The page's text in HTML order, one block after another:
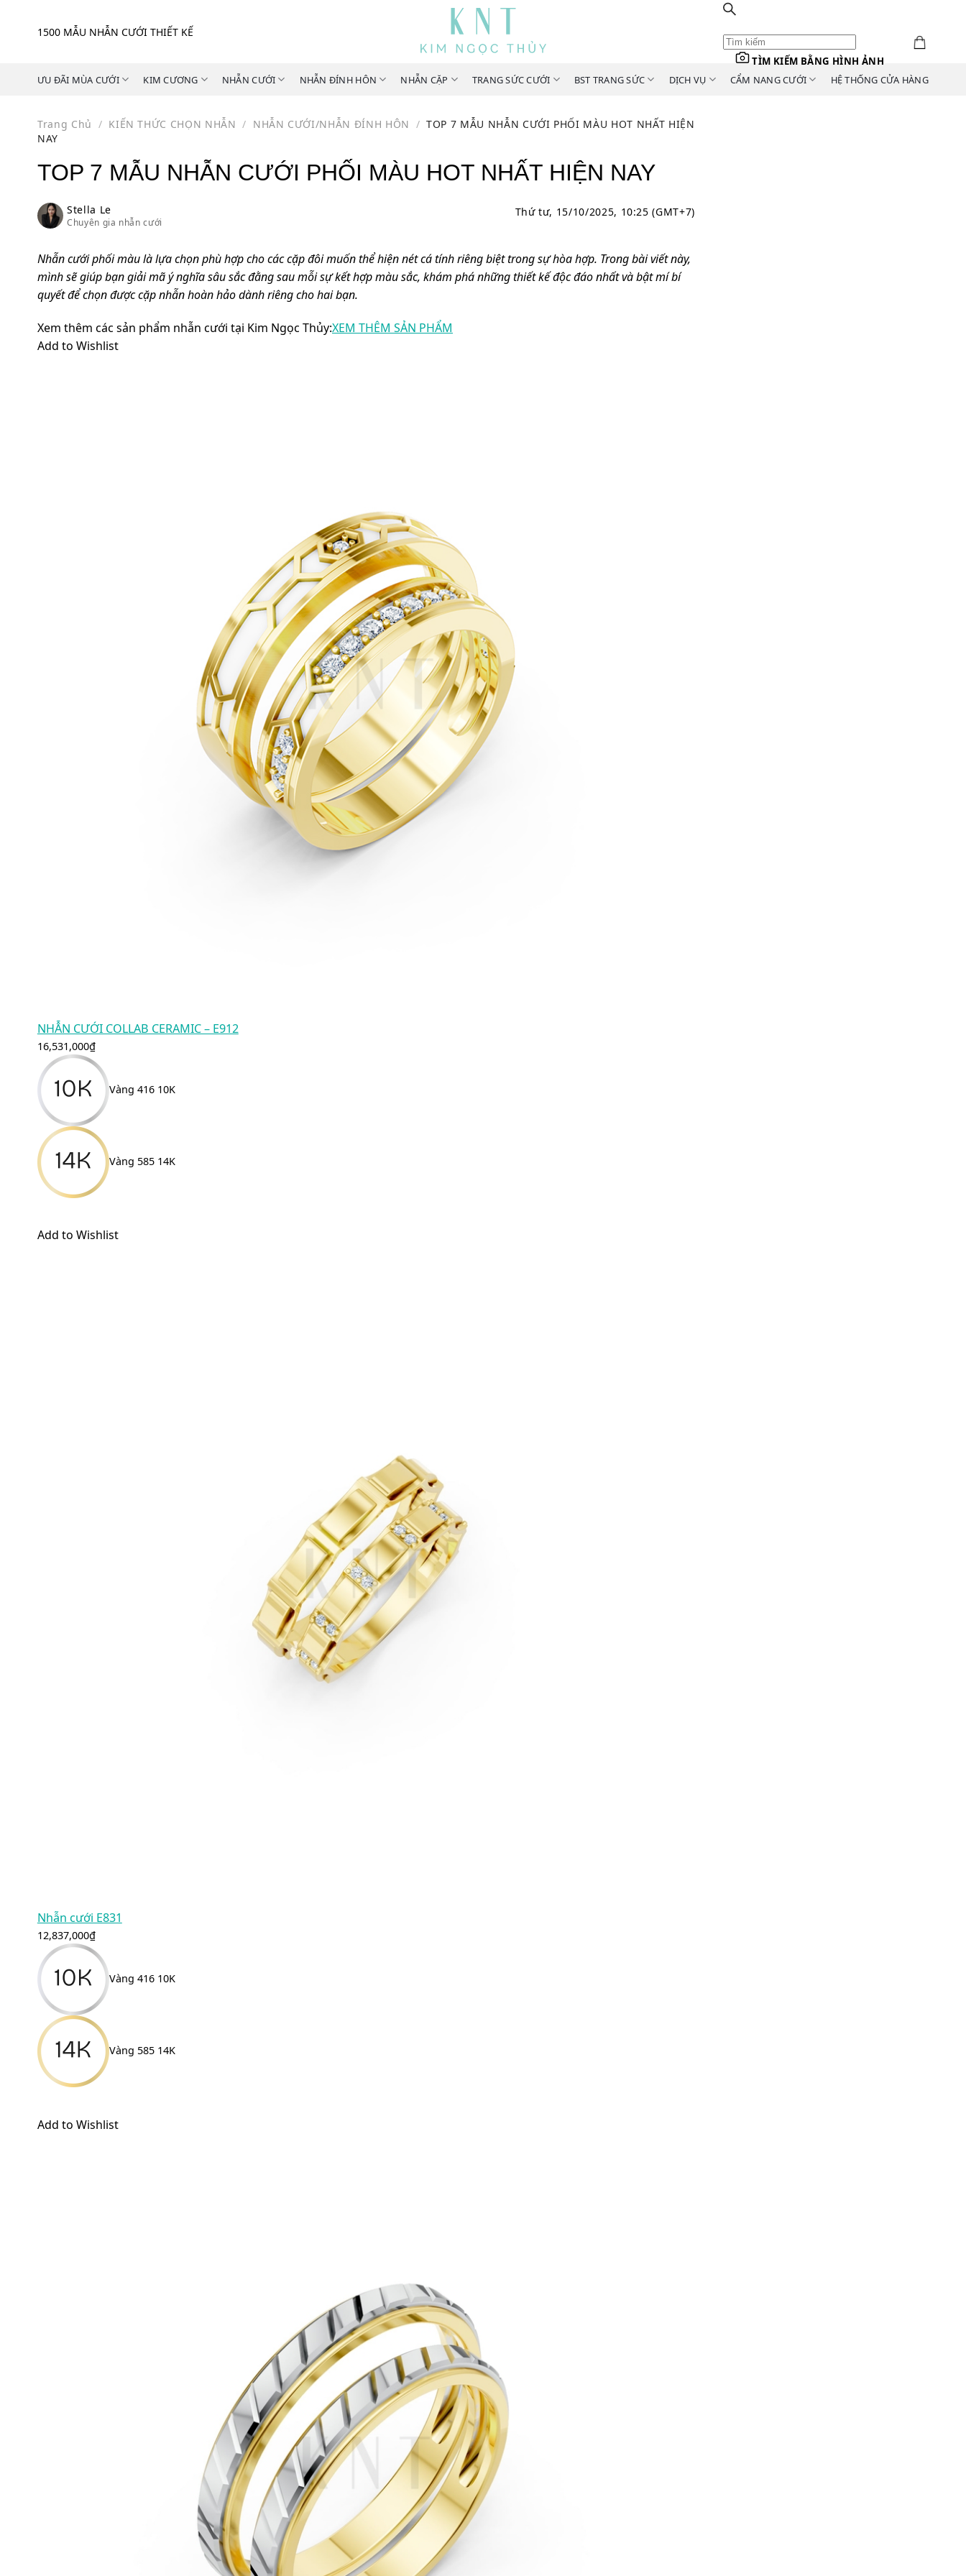
1500 MẪU NHẪN CƯỚI THIẾT KẾ
TÌM KIẾM BẰNG HÌNH ẢNH
ƯU ĐÃI MÙA CƯỚI
KIM CƯƠNG NHẪN CƯỚI NHẪN ĐÍNH HÔN NHẪN CẶP TRANG SỨC CƯỚI BST TRANG SỨC DỊCH VỤ CẨM NANG CƯỚI HỆ THỐNG CỬA HÀNG
Trang Chủ / KIẾN THỨC CHỌN NHẪN / NHẪN CƯỚI/NHẪN ĐÍNH HÔN / TOP 7 MẪU NHẪN CƯỚI PHỐI MÀU HOT NHẤT HIỆN
NAY
TOP 7 MẪU NHẪN CƯỚI PHỐI MÀU HOT NHẤT HIỆN NAY
Stella Le
Chuyên gia nhẫn cưới
Thứ tư, 15/10/2025, 10:25 (GMT+7)
Nhẫn cưới phối màu là lựa chọn phù hợp cho các cặp đôi muốn thể hiện nét cá tính riêng biệt trong sự hòa hợp. Trong bài viết này,
mình sẽ giúp bạn giải mã ý nghĩa sâu sắc đằng sau mỗi sự kết hợp màu sắc, khám phá những thiết kế độc đáo nhất và bật mí bí
quyết để chọn được cặp nhẫn hoàn hảo dành riêng cho hai bạn.
Xem thêm các sản phẩm nhẫn cưới tại Kim Ngọc Thủy:XEM THÊM SẢN PHẨM
Add to Wishlist
NHẪN CƯỚI COLLAB CERAMIC – E912
16,531,000₫
Vàng 416 10K
Vàng 585 14K
Add to Wishlist
Nhẫn cưới E831
12,837,000₫
Vàng 416 10K
Vàng 585 14K
Add to Wishlist